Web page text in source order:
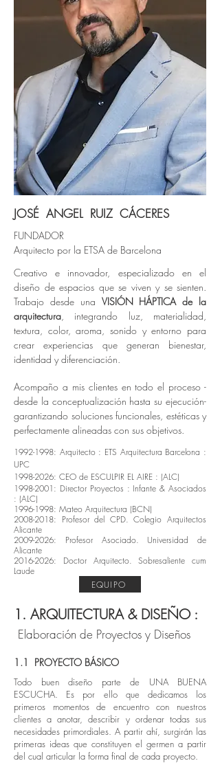
JOSÉ ANGEL RUIZ CÁCERES
FUNDADOR
Arquitecto por la ETSA de Barcelona
Creativo e innovador, especializado en el
diseño de espacios que se viven y se sienten.
Trabajo desde una VISIÓN HÁPTICA de la
arquitectura, integrando luz, materialidad,
textura, color, aroma, sonido y entorno para
crear experiencias que generan bienestar,
identidad y diferenciación.
Acompaño a mis clientes en todo el proceso -
desde la conceptualización hasta su ejecución-
garantizando soluciones funcionales, estéticas y
perfectamente alineadas con sus objetivos.
1992-1998: Arquitecto : ETS Arquitectura Barcelona :
UPC
1998-2026: CEO de ESCULPIR EL AIRE : (ALC)
1998-2001: Director Proyectos : Infante & Asociados
: (ALC)
1996-1998: Mateo Arquitectura (BCN)
2008-2018: Profesor del CPD. Colegio Arquitectos
Alicante
2009-2026: Profesor Asociado. Universidad de
Alicante
2016-2026: Doctor Arquitecto. Sobresaliente cum
Laude
EQUIPO
1. ARQUITECTURA & DISEÑO :
Elaboración de Proyectos y Diseños
1.1 PROYECTO BÁSICO
Todo buen diseño parte de UNA BUENA
ESCUCHA. Es por ello que dedicamos los
primeros momentos de encuentro con nuestros
clientes a anotar, describir y ordenar todas sus
necesidades primordiales. A partir ahí, surgirán las
primeras ideas que constituyen el germen a partir
del cual articular la forma final de cada proyecto.